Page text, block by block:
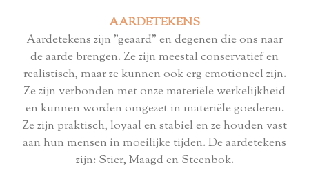
AARDETEKENS
Aardetekens zijn "geaard" en degenen die ons naar
de aarde brengen. Ze zijn meestal conservatief en
realistisch, maar ze kunnen ook erg emotioneel zijn.
Ze zijn verbonden met onze materiële werkelijkheid
en kunnen worden omgezet in materiële goederen.
Ze zijn praktisch, loyaal en stabiel en ze houden vast
aan hun mensen in moeilijke tijden. De aardetekens
zijn: Stier, Maagd en Steenbok.